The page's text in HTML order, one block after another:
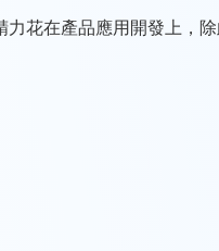
花在產品應用開發上，